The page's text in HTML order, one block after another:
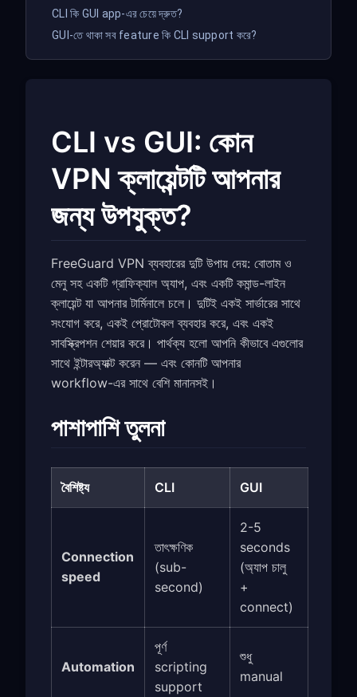
CLI কি GUI app-এর চেয়ে দ্রুত?
GUI-তে থাকা সব feature কি CLI support করে?
CLI vs GUI: কোন
VPN ক্লায়েন্টটি আপনার
জন্য উপযুক্ত?
FreeGuard VPN ব্যবহারের দুটি উপায় দেয়: বোতাম ও
মেনু সহ একটি গ্রাফিক্যাল অ্যাপ, এবং একটি কমান্ড-লাইন
ক্লায়েন্ট যা আপনার টার্মিনালে চলে। দুটিই একই সার্ভারের সাথে
সংযোগ করে, একই প্রোটোকল ব্যবহার করে, এবং একই
সাবস্ক্রিপশন শেয়ার করে। পার্থক্য হলো আপনি কীভাবে এগুলোর
সাথে ইন্টারঅ্যাক্ট করেন — এবং কোনটি আপনার
workflow-এর সাথে বেশি মানানসই।
পাশাপাশি তুলনা
বৈশিষ্ট্য CLI GUI
Connection
speed
তাৎক্ষণিক
(sub-
second)
2-5
seconds
(অ্যাপ চালু
+
connect)
Automation
পূর্ণ
scripting
support
শুধু
manual